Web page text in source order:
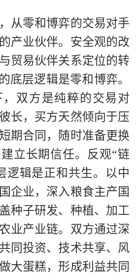
从零和博弈的交易对手
产业伙伴。安全观的改
贸易伙伴关系定位的转
底层逻辑是零和博弈。
双方是纯粹的交易对
长，买方天然倾向于压
期合同，随时准备更换
立长期信任。反观“链
逻辑是正和共生。以中
企业，深入粮食主产国
种子研发、种植、加工
业产业链。双方通过深
同投资、技术共享、风
大蛋糕，形成利益共同